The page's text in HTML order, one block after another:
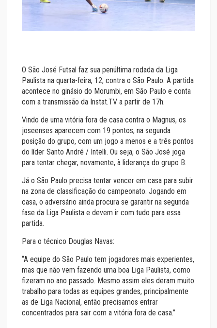
O São José Futsal faz sua penúltima rodada da Liga
Paulista na quarta-feira, 12, contra o São Paulo. A partida
acontece no ginásio do Morumbi, em São Paulo e conta
com a transmissão da Instat.TV a partir de 17h.
Vindo de uma vitória fora de casa contra o Magnus, os
joseenses aparecem com 19 pontos, na segunda
posição do grupo, com um jogo a menos e a três pontos
do líder Santo André / Intelli. Ou seja, o São José joga
para tentar chegar, novamente, à liderança do grupo B.
Já o São Paulo precisa tentar vencer em casa para subir
na zona de classificação do campeonato. Jogando em
casa, o adversário ainda procura se garantir na segunda
fase da Liga Paulista e devem ir com tudo para essa
partida.
Para o técnico Douglas Navas:
“A equipe do São Paulo tem jogadores mais experientes,
mas que não vem fazendo uma boa Liga Paulista, como
fizeram no ano passado. Mesmo assim eles deram muito
trabalho para todas as equipes grandes, principalmente
as de Liga Nacional, então precisamos entrar
concentrados para sair com a vitória fora de casa.’’